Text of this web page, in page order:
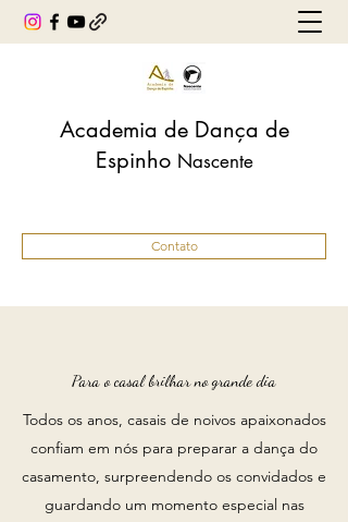
Academia de Dança de
Espinho Nascente
Contato
Para o casal brilhar no grande dia
Todos os anos, casais de noivos apaixonados
confiam em nós para preparar a dança do
casamento, surpreendendo os convidados e
guardando um momento especial nas